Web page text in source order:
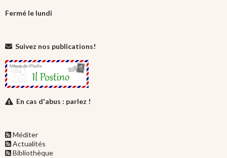
Fermé le lundi
Suivez nos publications!
En cas d'abus : parlez !
Méditer
Actualités
Bibliothèque